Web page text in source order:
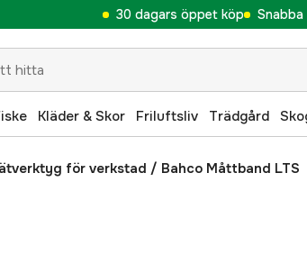
30 dagars öppet köp Snabba
Kläder & Skor Friluftsliv Trädgård
för verkstad / Bahco Måttband LTS